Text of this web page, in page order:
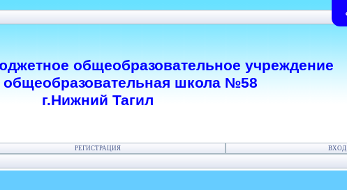
общеобразовательное учреждение
общеобразовательная школа №58
г.Нижний Тагил
РЕГИСТРАЦИЯ ВХОД